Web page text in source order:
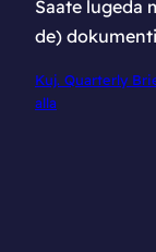
Saate lugeda
de)
Kuj. Quarterly
alla